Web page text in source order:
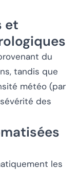
et
du
tandis que
météo (par
des
les